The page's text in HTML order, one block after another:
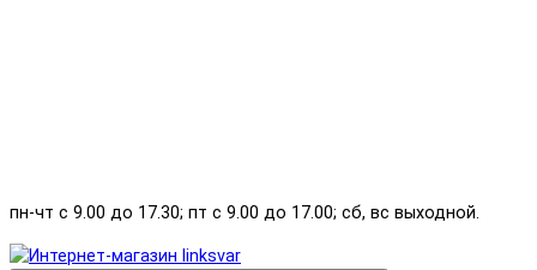
пн-чт с 9.00 до 17.30; пт с 9.00 до 17.00; сб, вс выходной.